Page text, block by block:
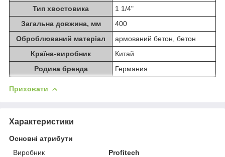
Тип хвостовика
1 1/4"
Загальна довжина, мм
400
Оброблюваний матеріал
армований бетон, бетон
Країна-виробник
Китай
Родина бренда
Германия
Приховати
Характеристики
Основні атрибути
Виробник
Profitech